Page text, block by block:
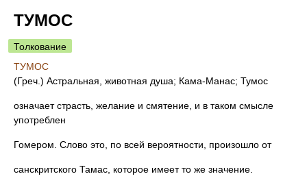
ТУМОС
Толкование
ТУМОС
(Греч.) Астральная, животная душа; Кама-Манас; Тумос
означает страсть, желание и смятение, и в таком смысле
употреблен
Гомером. Слово это, по всей вероятности, произошло от
санскритского Тамас, которое имеет то же значение.